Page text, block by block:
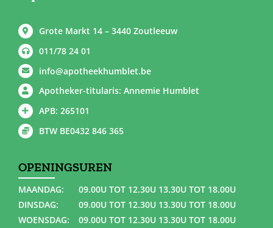
Grote Markt 14 – 3440 Zoutleeuw
011/78 24 01
info@apotheekhumblet.be
Apotheker-titularis: Annemie Humblet
APB: 265101
BTW BE0432 846 365
OPENINGSUREN
MAANDAG:
09.00U TOT 12.30U 13.30U TOT 18.00U
DINSDAG:
09.00U TOT 12.30U 13.30U TOT 18.00U
WOENSDAG:
09.00U TOT 12.30U 13.30U TOT 18.00U